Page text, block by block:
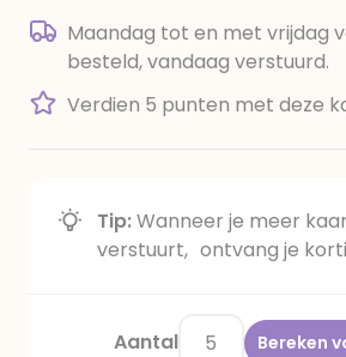
Maandag tot en met vrijdag
besteld, vandaag verstuurd.
Verdien 5 punten met deze
Tip:Wanneer je meer
verstuurt, ontvang je
Aantal Bereken